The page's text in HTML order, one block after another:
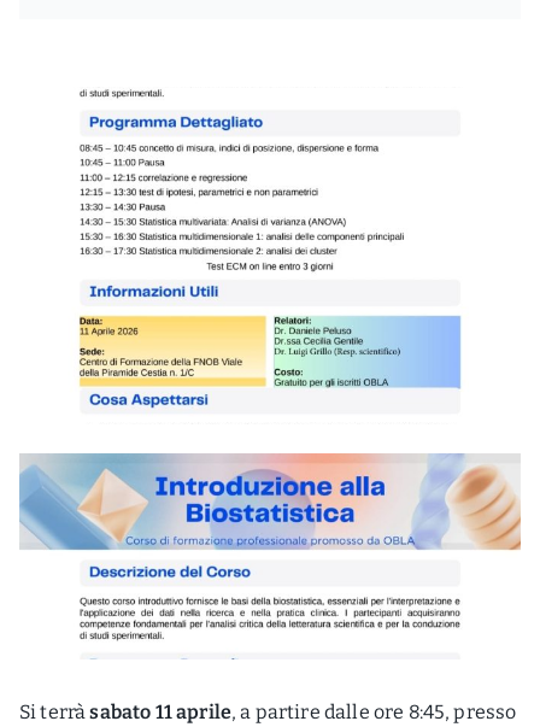
Si terràsabato 11 aprile, a partire dalle ore 8:45, presso